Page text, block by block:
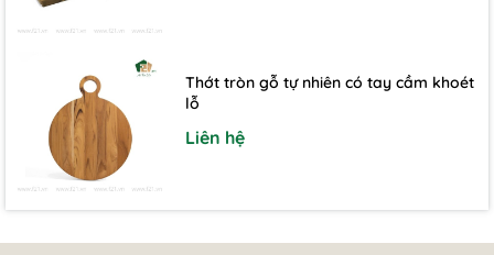
Thớt tròn gỗ tự nhiên có tay cầm khoét
lỗ
Liên hệ